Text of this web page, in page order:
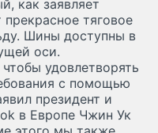
как заявляет
тяговое
Шины доступны в
оси.
удовлетворять
с помощью
президент и
в Европе Чжин Ук